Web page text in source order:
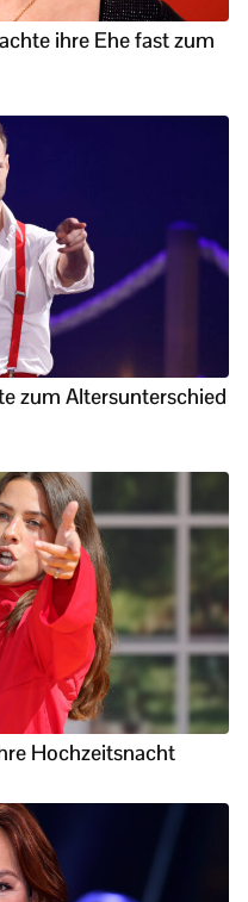
ihre Ehe fast zum
zum Altersunterschied
Hochzeitsnacht